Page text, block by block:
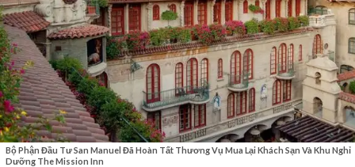
Bộ Phận Đầu Tư San Manuel Đã Hoàn Tất Thương Vụ Mua Lại Khách Sạn Và Khu Nghỉ
Dưỡng The Mission Inn